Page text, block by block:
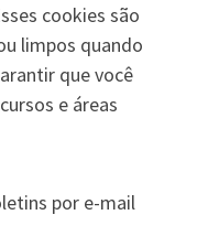
cookies são
limpos quando
que você
e áreas
por e-mail